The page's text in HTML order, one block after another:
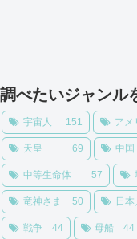
調べたいジャンル
宇宙人 151 アメ
天皇 69 中国
中等生命体 57
竜神さま 50 日本
戦争 44 母船 44